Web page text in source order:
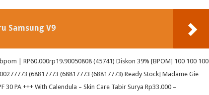
Samsung V9
| RP60.000rp19.90050808 (45741) Diskon 39% [BPOM] 100 100 100
(68817773 (68817773 (68817773) Ready Stock] Madame Gie
30 PA +++ With Calendula – Skin Care Tabir Surya Rp33.000 –